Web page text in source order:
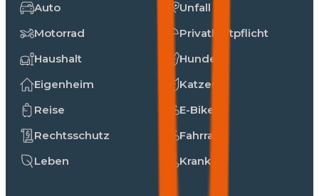
Auto
Motorrad
Haushalt
Eigenheim
Reise
Rechtsschutz
Leben
Unfall
Privathaftpflicht
Hunde
Katzen
E-Bike
Fahrrad
Kranken